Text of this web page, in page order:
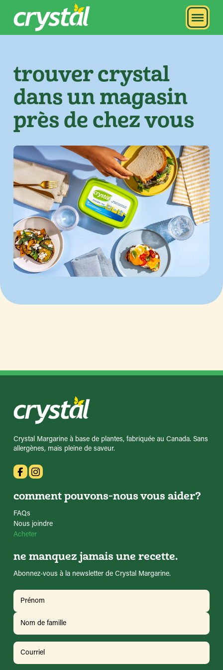
trouver crystal
dans un magasin
près de chez vous
Crystal Margarine à base de plantes, fabriquée au Canada. Sans
allergènes, mais pleine de saveur.
comment pouvons-nous vous aider?
FAQs
Nous joindre
Acheter
ne manquez jamais une recette.
Abonnez-vous à la newsletter de Crystal Margarine.
Nom
Prénom
Courriel